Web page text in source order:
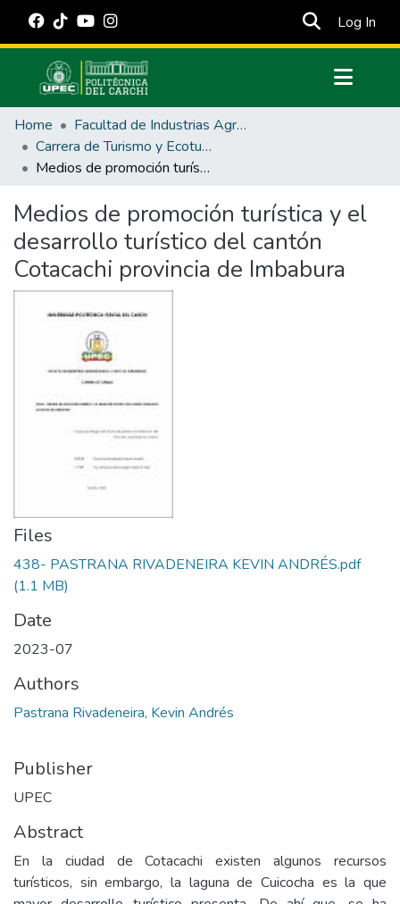
Log In
Communities & Collections
All of DSpace
Statistics
Estadísticas Externas
Manuales
Home
Facultad de Industrias Agropecuarias y Ciencias Ambientales
Carrera de Turismo y Ecoturimo
Medios de promoción turística y el desarrollo turístico del cantón Cotacachi provincia de Imbabura
Medios de promoción turística y el
desarrollo turístico del cantón
Cotacachi provincia de Imbabura
Files
438- PASTRANA RIVADENEIRA KEVIN ANDRÉS.pdf
(1.1 MB)
Date
2023-07
Authors
Pastrana Rivadeneira, Kevin Andrés
Publisher
UPEC
Abstract
En la ciudad de Cotacachi existen algunos recursos
turísticos, sin embargo, la laguna de Cuicocha es la que